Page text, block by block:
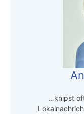
…knipst